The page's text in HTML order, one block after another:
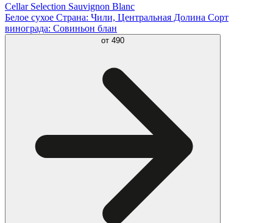
Cellar Selection Sauvignon Blanc
Белое сухое Страна: Чили, Центральная Долина Сорт
винограда: Совиньон блан
от 490